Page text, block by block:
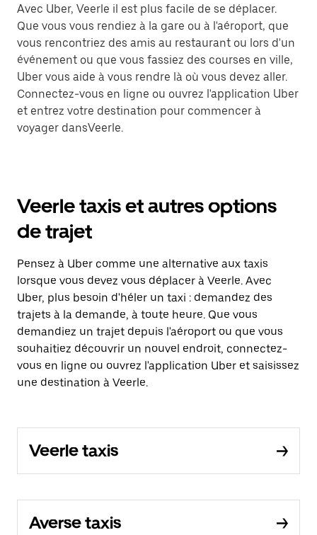
Avec Uber, Veerle il est plus facile de se déplacer.
Que vous vous rendiez à la gare ou à l'aéroport, que
vous rencontriez des amis au restaurant ou lors d'un
événement ou que vous fassiez des courses en ville,
Uber vous aide à vous rendre là où vous devez aller.
Connectez-vous en ligne ou ouvrez l'application Uber
et entrez votre destination pour commencer à
voyager dansVeerle.
Veerle taxis et autres options
de trajet
Pensez à Uber comme une alternative aux taxis
lorsque vous devez vous déplacer à Veerle. Avec
Uber, plus besoin d'héler un taxi : demandez des
trajets à la demande, à toute heure. Que vous
demandiez un trajet depuis l'aéroport ou que vous
souhaitiez découvrir un nouvel endroit, connectez-
vous en ligne ou ouvrez l'application Uber et saisissez
une destination à Veerle.
Veerle taxis
Averse taxis